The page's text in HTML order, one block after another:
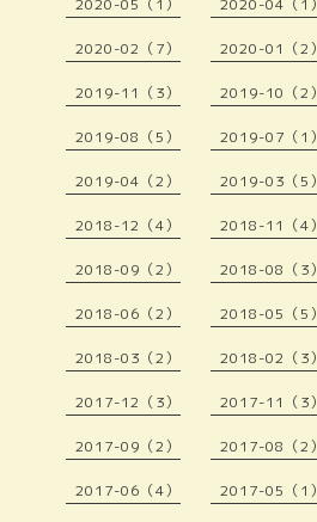
2020-05（1） 2020-04（1）
2020-02（7） 2020-01（2）
2019-11（3） 2019-10（2）
2019-08（5） 2019-07（1）
2019-04（2） 2019-03（5）
2018-12（4） 2018-11（4）
2018-09（2） 2018-08（3）
2018-06（2） 2018-05（5）
2018-03（2） 2018-02（3）
2017-12（3） 2017-11（3）
2017-09（2） 2017-08（2）
2017-06（4） 2017-05（1）